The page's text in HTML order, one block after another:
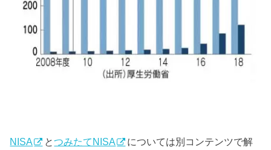
NISA とつみたてNISA
については別コンテンツで解